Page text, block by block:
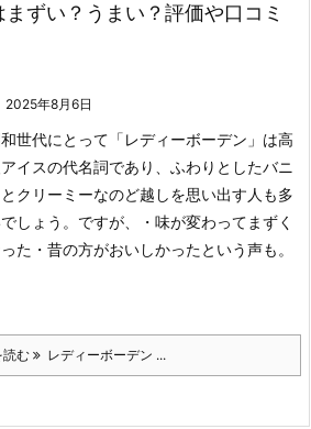
ずい？うまい？評価や口コミ
2025年8月6日
世代にとって「レディーボーデン」は高
イスの代名詞であり、ふわりとしたバニ
クリーミーなのど越しを思い出す人も多
しょう。 ですが、
・味が変わってまずく
た ・昔の方がおいしかったという声も。
読む レディーボーデン ...